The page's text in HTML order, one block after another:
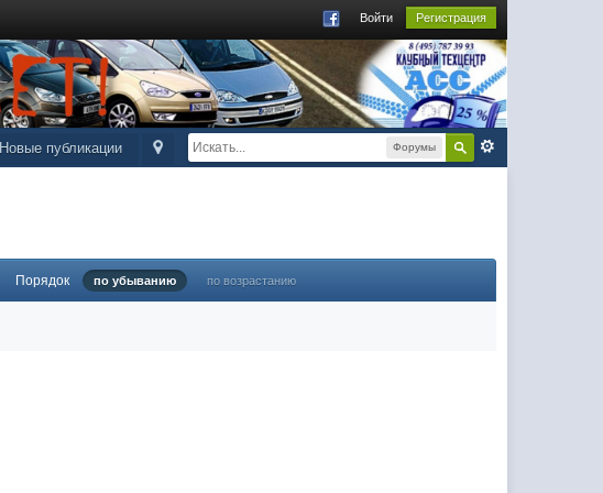
Войти Регистрация
Форумы
Новые публикации
Порядок по убыванию по возрастанию